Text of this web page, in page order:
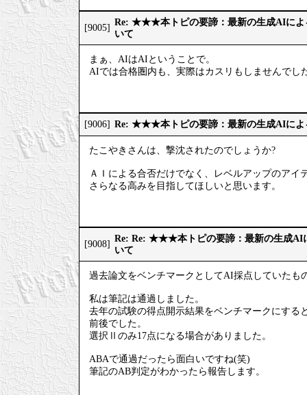
[9005]
Re: ★★★本トピの要諦：最新の生成AIによ
いて
まぁ、AIはAIということで。
AIでは合格圏内も、実際はカスリもしませんでし
[9006] Re: ★★★本トピの要諦：最新の生成AIによ
たこやきさんは、撃沈されたのでしょうか?
ＡＩによる合否だけでなく、レベルアップのアイ
さらなる高みを目指してほしいと思います。
[9008]
Re: Re: ★★★本トピの要諦：最新の生成AI
いて
過去論文をベンチマークとしてAI採点していたも
私は筆記は通過しました。
去年の試験の得点開示結果をベンチマークにす
前後でした。
選択Ⅱのみ17点になる場合がありました。
ABAで通過だったら面白いですね(笑)
筆記のAB判定がわかったら報告します。